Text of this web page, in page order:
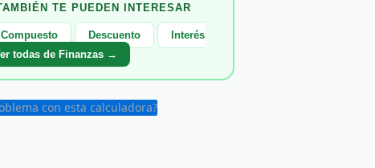
TE PUEDEN INTERESAR
Descuento
Interés
todas de Finanzas →
con esta calculadora?